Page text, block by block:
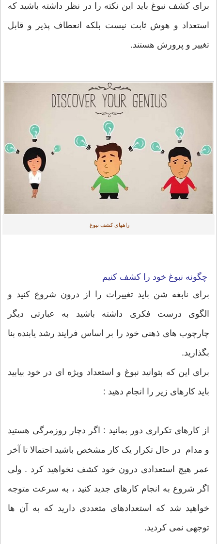
برای کشف نبوغ باید این نکته را در نظر داشته باشید که
استعداد و هوش ثابت نیست بلکه انعطاف پذیر و قابل
تغییر و پرورش هستند.
راههای کشف نبوغ
چگونه نبوغ خود را کشف کنیم
برای نابغه شن باید تغییرات را از درون شروع کنید و
الگوی درست فکری داشته باشید به عبارتی دیگر
چارچوب های ذهنی خود را بر اساس فرایند رشد یابنده بنا
بگذارید.
برای این که بتوانید نبوغ و استعداد ویژه ای در خود بیابید
باید کارهای زیر را انجام دهید :
از کارهای تکراری دور بمانید : اگر دچار روزمرگی هستید
و مدام در حال تکرار یک کار مشخص باشید احتمالا تا آخر
عمر هیچ استعدادی درون خود کشف نخواهید کرد . ولی
اگر شروع به انجام کارهای جدید کنید ، به سرعت متوجه
خواهید شد که استعدادهای متعددی دارید که به آن ها
توجهی نمی کردید.